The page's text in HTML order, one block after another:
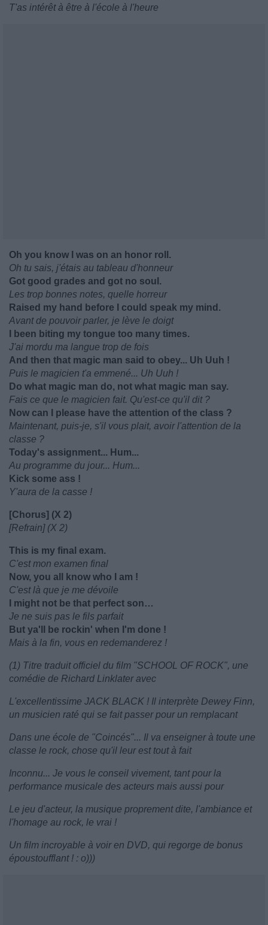
T'as intérêt à être à l'école à l'heure
Oh you know I was on an honor roll.
Oh tu sais, j'étais au tableau d'honneur
Got good grades and got no soul.
Les trop bonnes notes, quelle horreur
Raised my hand before I could speak my mind.
Avant de pouvoir parler, je lève le doigt
I been biting my tongue too many times.
J'ai mordu ma langue trop de fois
And then that magic man said to obey... Uh Uuh !
Puis le magicien t'a emmené... Uh Uuh !
Do what magic man do, not what magic man say.
Fais ce que le magicien fait. Qu'est-ce qu'il dit ?
Now can I please have the attention of the class ?
Maintenant, puis-je, s'il vous plait, avoir l'attention de la
classe ?
Today's assignment... Hum...
Au programme du jour... Hum...
Kick some ass !
Y'aura de la casse !
[Chorus] (X 2)
[Refrain] (X 2)
This is my final exam.
C'est mon examen final
Now, you all know who I am !
C'est là que je me dévoile
I might not be that perfect son…
Je ne suis pas le fils parfait
But ya'll be rockin' when I'm done !
Mais à la fin, vous en redemanderez !
(1) Titre traduit officiel du film "SCHOOL OF ROCK", une
comédie de Richard Linklater avec
L'excellentissime JACK BLACK ! Il interprète Dewey Finn,
un musicien raté qui se fait passer pour un remplacant
Dans une école de "Coincés"... Il va enseigner à toute une
classe le rock, chose qu'il leur est tout à fait
Inconnu... Je vous le conseil vivement, tant pour la
performance musicale des acteurs mais aussi pour
Le jeu d'acteur, la musique proprement dite, l'ambiance et
l'homage au rock, le vrai !
Un film incroyable à voir en DVD, qui regorge de bonus
époustoufflant ! : o)))